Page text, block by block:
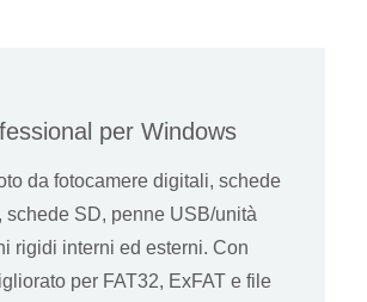
per Windows
da fotocamere digitali, schede
schede SD, penne USB/unità
rigidi interni ed esterni. Con
per FAT32, ExFAT e file